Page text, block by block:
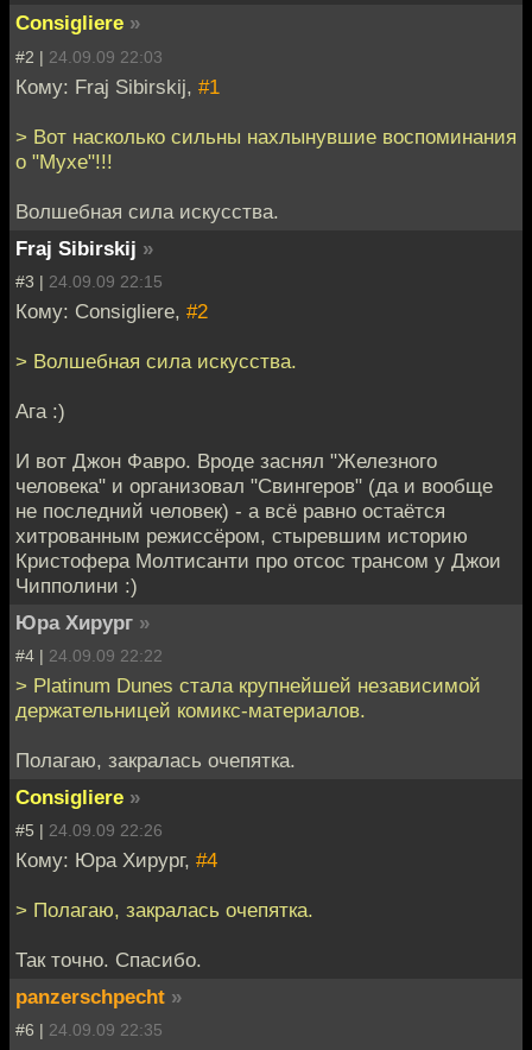
Consigliere »
#2 | 24.09.09 22:03
Кому: Fraj Sibirskij, #1
> Вот насколько сильны нахлынувшие воспоминания
о "Мухе"!!!
Волшебная сила искусства.
Fraj Sibirskij »
#3 | 24.09.09 22:15
Кому: Consigliere, #2
> Волшебная сила искусства.
Ага :)
И вот Джон Фавро. Вроде заснял "Железного
человека" и организовал "Свингеров" (да и вообще
не последний человек) - а всё равно остаётся
хитрованным режиссёром, стыревшим историю
Кристофера Молтисанти про отсос трансом у Джои
Чипполини :)
Юра Хирург »
#4 | 24.09.09 22:22
> Platinum Dunes стала крупнейшей независимой
держательницей комикс-материалов.
Полагаю, закралась очепятка.
Consigliere »
#5 | 24.09.09 22:26
Кому: Юра Хирург, #4
> Полагаю, закралась очепятка.
Так точно. Спасибо.
panzerschpecht »
#6 | 24.09.09 22:35